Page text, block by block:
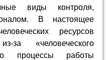
виды контроля,
В настоящее
ресурсов
за «человеческого
процессы работы